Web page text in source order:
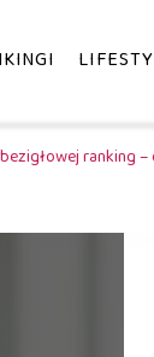
ranking